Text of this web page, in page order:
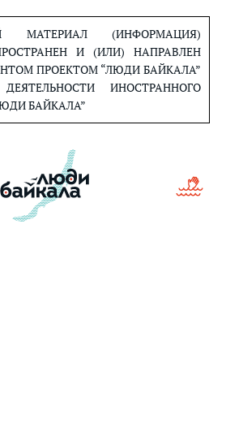
МАТЕРИАЛ (ИНФОРМАЦИЯ)
И (ИЛИ) НАПРАВЛЕН
ПРОЕКТОМ “ЛЮДИ БАЙКАЛА”
ИНОСТРАННОГО
БАЙКАЛА”